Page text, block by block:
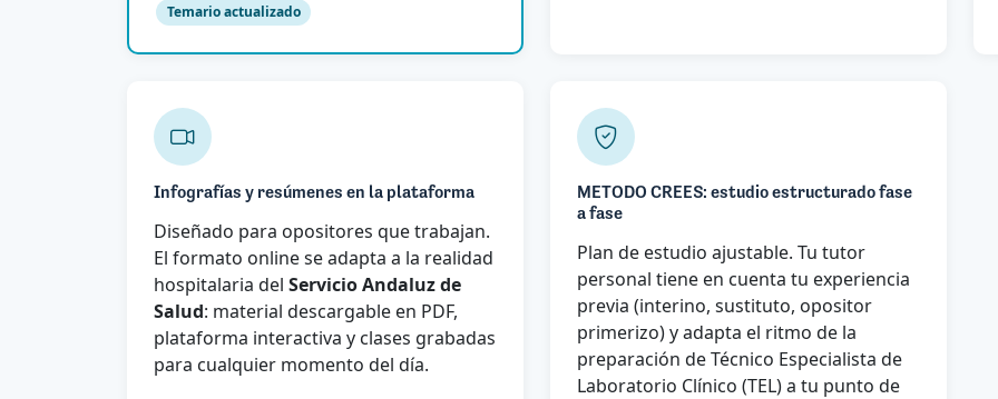
Temario actualizado
Infografías y resúmenes en la plataforma
Diseñado para opositores que trabajan.
El formato online se adapta a la realidad
hospitalaria del Servicio Andaluz de
Salud: material descargable en PDF,
plataforma interactiva y clases grabadas
para cualquier momento del día.
METODO CREES: estudio estructurado fase
a fase
Plan de estudio ajustable. Tu tutor
personal tiene en cuenta tu experiencia
previa (interino, sustituto, opositor
primerizo) y adapta el ritmo de la
preparación de Técnico Especialista de
Laboratorio Clínico (TEL) a tu punto de